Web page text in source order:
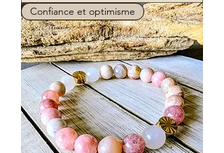
Confiance et optimisme